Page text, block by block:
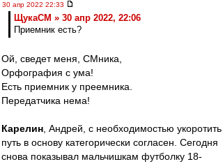
30 апр 2022 22:33
ЩукаСМ » 30 апр 2022, 22:06
Приемник есть?
Ой, сведет меня, СМника,
Орфография с ума!
Есть приемник у преемника.
Передатчика нема!
Карелин , Андрей, с необходимостью укоротить
путь в основу категорически согласен. Сегодня
снова показывал мальчишкам футболку 18-